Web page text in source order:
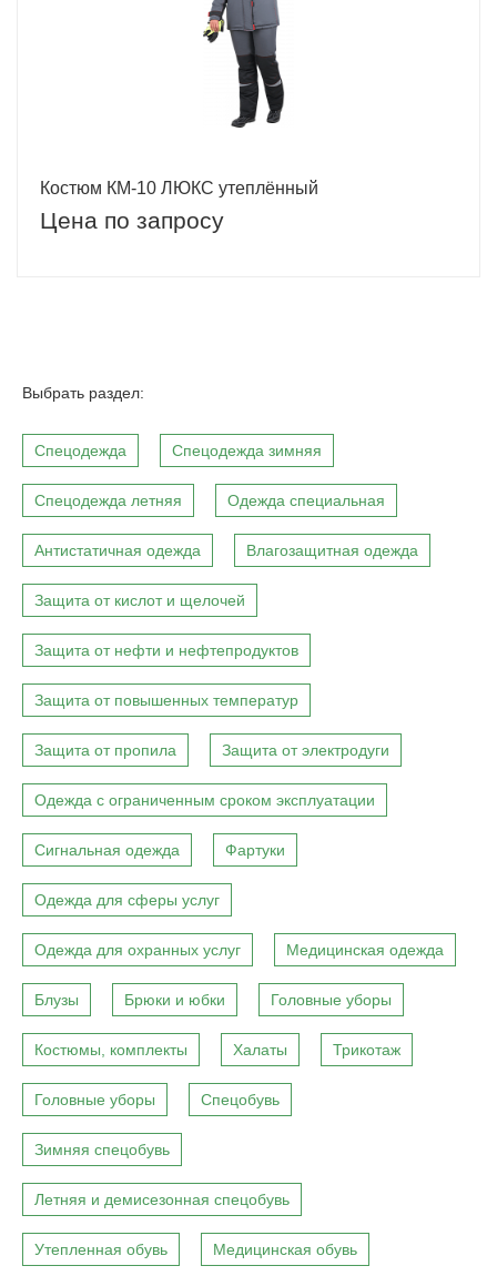
Костюм КМ-10 ЛЮКС утеплённый
Цена по запросу
Выбрать раздел:
Спецодежда Спецодежда зимняя
Спецодежда летняя Одежда специальная
Антистатичная одежда Влагозащитная одежда
Защита от кислот и щелочей
Защита от нефти и нефтепродуктов
Защита от повышенных температур
Защита от пропила Защита от электродуги
Одежда с ограниченным сроком эксплуатации
Сигнальная одежда Фартуки
Одежда для сферы услуг
Одежда для охранных услуг Медицинская одежда
Блузы Брюки и юбки Головные уборы
Костюмы, комплекты Халаты Трикотаж
Головные уборы Спецобувь
Зимняя спецобувь
Летняя и демисезонная спецобувь
Утепленная обувь Медицинская обувь